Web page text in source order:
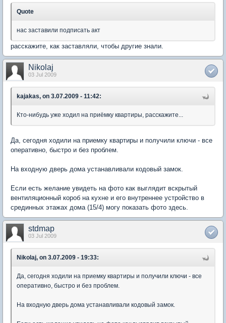
Quote
нас заставили подписать акт
расскажите, как заставляли, чтобы другие знали.
Nikolaj
03 Jul 2009
kajakas, on 3.07.2009 - 11:42:
Кто-нибудь уже ходил на приёмку квартиры, расскажите...
Да, сегодня ходили на приемку квартиры и получили ключи - все
оперативно, быстро и без проблем.
На входную дверь дома устанавливали кодовый замок.
Если есть желание увидеть на фото как выглядит вскрытый
вентиляционный короб на кухне и его внутреннее устройство в
срединных этажах дома (15/4) могу показать фото здесь.
stdmap
03 Jul 2009
Nikolaj, on 3.07.2009 - 19:33:
Да, сегодня ходили на приемку квартиры и получили ключи - все
оперативно, быстро и без проблем.
На входную дверь дома устанавливали кодовый замок.